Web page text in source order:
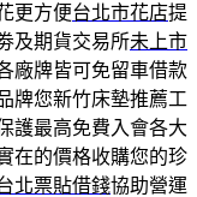
更方便台北市花店提
及期貨交易所未上市
廠牌皆可免留車借款
牌您新竹床墊推薦工
護最高免費入會各大
在的價格收購您的珍
北票貼借錢協助營運